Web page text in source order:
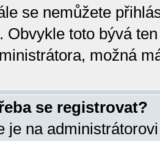
se nemůžete
Obvykle toto bývá
možná
se registrovat?
je na